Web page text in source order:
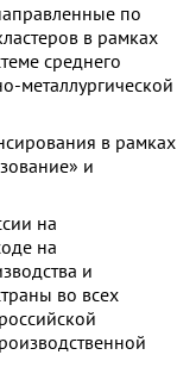
по
в рамках
среднего
металлургической
в рамках
и
на
на
и
во всех